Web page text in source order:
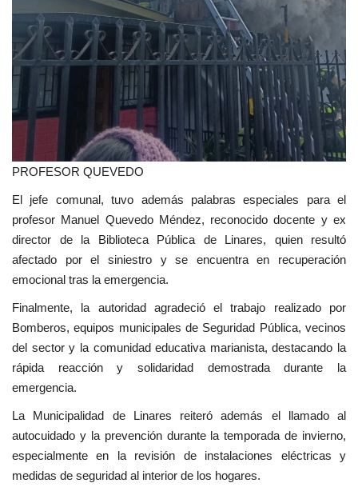
PROFESOR QUEVEDO
El jefe comunal, tuvo además palabras especiales para el
profesor Manuel Quevedo Méndez, reconocido docente y ex
director de la Biblioteca Pública de Linares, quien resultó
afectado por el siniestro y se encuentra en recuperación
emocional tras la emergencia.
Finalmente, la autoridad agradeció el trabajo realizado por
Bomberos, equipos municipales de Seguridad Pública, vecinos
del sector y la comunidad educativa marianista, destacando la
rápida reacción y solidaridad demostrada durante la
emergencia.
La Municipalidad de Linares reiteró además el llamado al
autocuidado y la prevención durante la temporada de invierno,
especialmente en la revisión de instalaciones eléctricas y
medidas de seguridad al interior de los hogares.